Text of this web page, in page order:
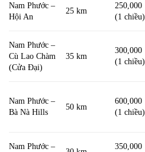
Nam Phước –
Hội An
25 km
250,000
(1 chiều)
Nam Phước –
Cù Lao Chàm
(Cửa Đại)
35 km
300,000
(1 chiều)
Nam Phước –
Bà Nà Hills
50 km
600,000
(1 chiều)
Nam Phước –
350,000